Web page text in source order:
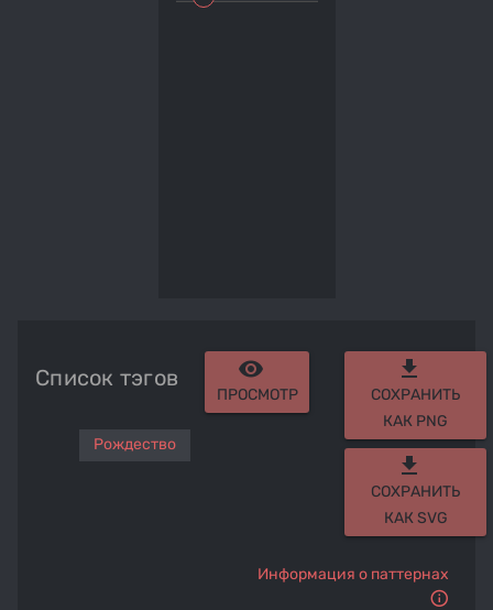
Список тэгов
Рождество
remove_red_eye
ПРОСМОТР
get_app
СОХРАНИТЬ
КАК PNG
get_app
СОХРАНИТЬ
КАК SVG
Информация о паттернах